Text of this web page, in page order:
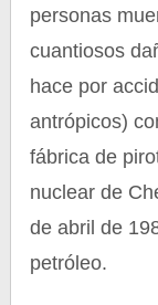
personas
cuantiosos
hace por
antrópicos)
fábrica de
nuclear de
de abril de
petróleo.